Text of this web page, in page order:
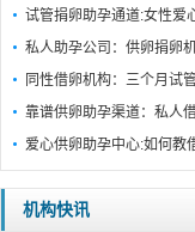
试管捐卵助孕通道:女性爱
私人助孕公司：供卵捐卵
同性借卵机构：三个月试
靠谱供卵助孕渠道：私人
爱心供卵助孕中心:如何教
机构快讯